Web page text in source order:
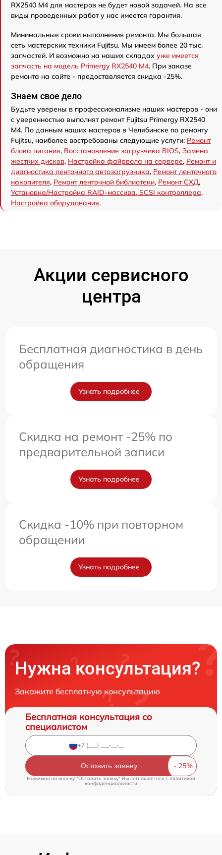
RX2540 M4 для мастеров не будет новой задачей. На все
виды проведенных работ у нас имеется гарантия.
Минимальные сроки выполнения ремонта. Мы большая
сеть мастерских техники Fujitsu. Мы имеем более 20 тыс.
запчастей. И возможно на наших складах уже имеется
запчасть на модель Primergy RX2540 M4. При заказе
ремонта на сайте - предоставляется скидка -25%.
Знаем свое дело
Будьте уверены в профессионализме наших мастеров - они
с уверенностью выполнят ремонт Fujitsu Primergy RX2540
M4. По данным наших мастеров в Челябинске по ремонту
Fujitsu, наиболее востребованы следующие услуги: Ремонт
блока питания, Восстановление загрузчика BIOS, Замена
жестких дисков, Настройка файрвола на сервере, Ремонт и
диагностика ленточного автозагрузчика, Ремонт ленточного
накопителя, Ремонт ленточной библиотеки, Ремонт СХД,
Установка/Настройка RAID-массива, SCSI контроллера,
Настройка оборудования.
Акции сервисного
центра
Бесплатная диагностика в день
обращения
Узнать подробнее
Скидка на ремонт -25% по
предварительной записи
Узнать подробнее
Скидка -10% при повторном
обращении
Узнать подробнее
Нужна консультация?
Закажите бесплатную консультацию
Бесплатная консультация со
специалистом
Оставить заявку
Нажимая на кнопку "Оставить заявку" Вы соглашаетесь cполитикой
конфиденциальности